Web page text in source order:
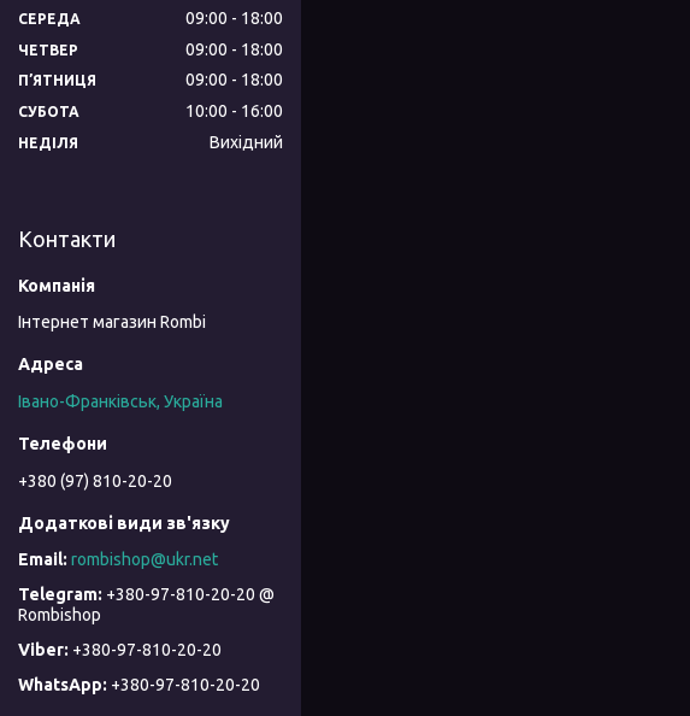
СЕРЕДА 09:00 18:00
ЧЕТВЕР 09:00 18:00
ПʼЯТНИЦЯ 09:00 18:00
СУБОТА 10:00 16:00
НЕДІЛЯ Вихідний
Контакти
Інтернет магазин Rombi
Івано-Франківськ, Україна
+380 (97) 810-20-20
rombishop@ukr.net
+380-97-810-20-20 @
Rombishop
+380-97-810-20-20
+380-97-810-20-20